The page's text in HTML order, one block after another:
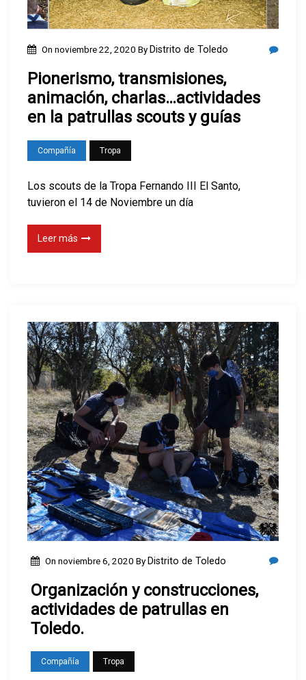
On noviembre 22, 2020 By Distrito de Toledo
Pionerismo, transmisiones,
animación, charlas…actividades
en la patrullas scouts y guías
Compañía Tropa
Los scouts de la Tropa Fernando III El Santo,
tuvieron el 14 de Noviembre un día
Leer más
On noviembre 6, 2020 ByDistrito de Toledo
Organización y construcciones,
actividades de patrullas en
Toledo.
Compañía Tropa